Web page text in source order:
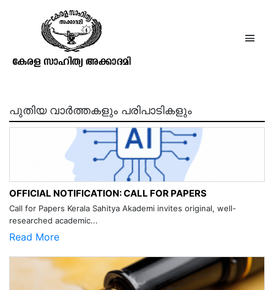
ഒരു നൂറ്റാണ്ടിനുമുമ്പ്
പുതിയ വാർത്തകളും പരിപാടികളും
OFFICIAL NOTIFICATION: CALL FOR PAPERS
Call for Papers Kerala Sahitya Akademi invites original, well-
researched academic...
Read More